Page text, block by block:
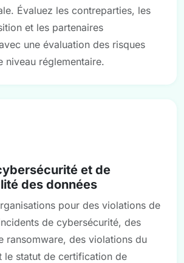
Évaluez les contreparties, les
et les partenaires
une évaluation des risques
niveau réglementaire.
et de
des données
pour des violations de
de cybersécurité, des
ransomware, des violations du
le statut de certification de